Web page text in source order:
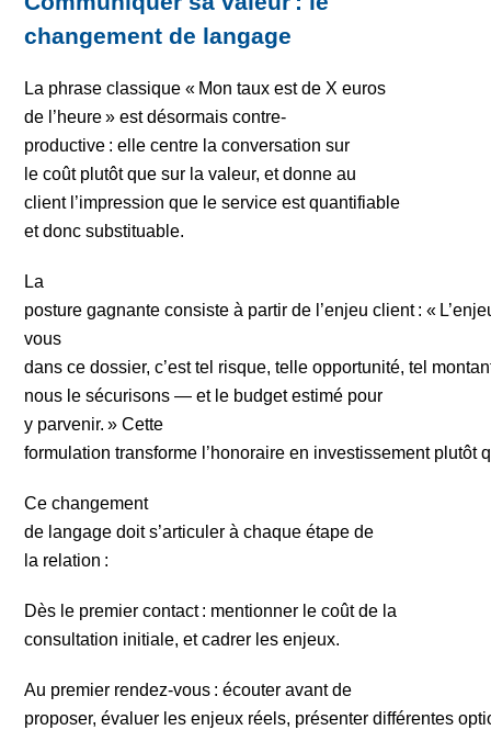
changement de langage
La phrase classique « Mon taux est de X euros
de l’heure » est désormais contre-
productive : elle centre la conversation sur
le coût plutôt que sur la valeur, et donne au
client l’impression que le service est quantifiable
et donc substituable.
La
posture gagnante consiste à partir de l’enjeu client : «
vous
dans ce dossier, c’est tel risque, telle opportunité, tel
nous le sécurisons — et le budget estimé pour
y parvenir. » Cette
formulation transforme l’honoraire en investissement plutôt
Ce changement
de langage doit s’articuler à chaque étape de
la relation :
Dès le premier contact : mentionner le coût de la
consultation initiale, et cadrer les enjeux.
Au premier rendez-vous : écouter avant de
proposer, évaluer les enjeux réels, présenter différentes